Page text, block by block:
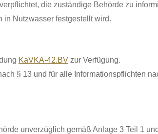
die zuständige Behörde zu
in Nutzwasser festgestellt wird.
KaVKA-42.BV zur Verfügung.
§ 13 und für alle Informationspflichten
unverzüglich gemäß Anlage 3 Teil 1